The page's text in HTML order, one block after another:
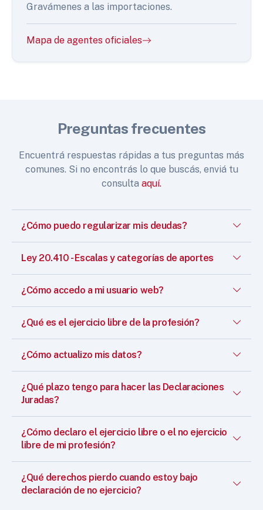
Gravámenes a las importaciones.
Mapa de agentes oficiales
Preguntas frecuentes
Encuentrá respuestas rápidas a tus preguntas más
comunes. Si no encontrás lo que buscás, enviá tu
consulta aquí.
¿Cómo puedo regularizar mis deudas?
Ley 20.410 - Escalas y categorías de aportes
¿Cómo accedo a mi usuario web?
¿Qué es el ejercicio libre de la profesión?
¿Cómo actualizo mis datos?
¿Qué plazo tengo para hacer las Declaraciones
Juradas?
¿Cómo declaro el ejercicio libre o el no ejercicio
libre de mi profesión?
¿Qué derechos pierdo cuando estoy bajo
declaración de no ejercicio?